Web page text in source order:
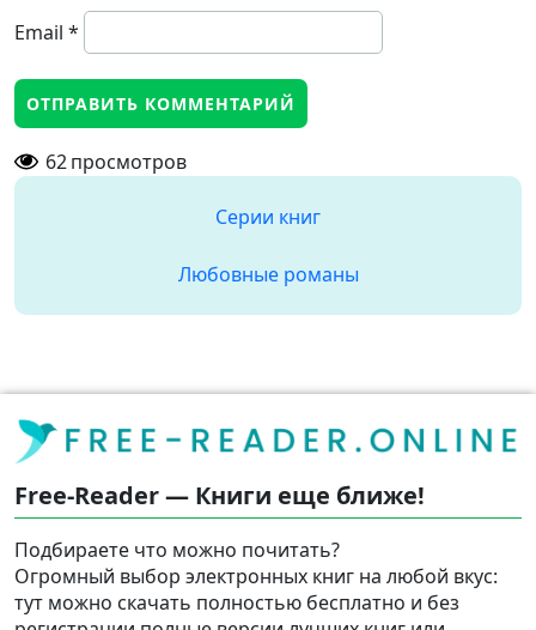
Email *
62просмотров
Серии книг
Любовные романы
Free-Reader — Книги еще ближе!
Подбираете что можно почитать?
Огромный выбор электронных книг на любой вкус:
тут можно скачать полностью бесплатно и без